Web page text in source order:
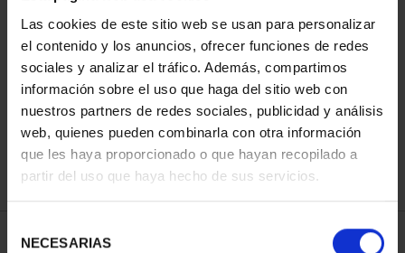
Las cookies de este sitio web se usan para personalizar
el contenido y los anuncios, ofrecer funciones de redes
sociales y analizar el tráfico. Además, compartimos
información sobre el uso que haga del sitio web con
nuestros partners de redes sociales, publicidad y análisis
web, quienes pueden combinarla con otra información
que les haya proporcionado o que hayan recopilado a
partir del uso que haya hecho de sus servicios.
NECESARIAS
ORDENAR POR:
REFINAR
1 Productos encontrados